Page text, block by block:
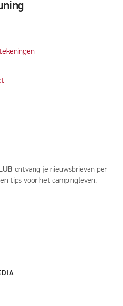
ontvang je nieuwsbrieven per
tips voor het campingleven.